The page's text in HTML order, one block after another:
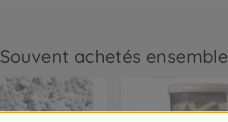
Souvent achetés ensemble